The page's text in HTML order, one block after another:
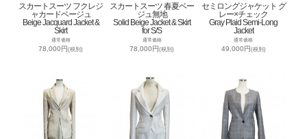
スカートスーツ フクレジ
ャカードベージュ
Beige Jacquard Jacket &
Skirt
通常価格
78,000円(税別)
スカートスーツ 春夏ベー
ジュ無地
Solid Beige Jacket & Skirt
for S/S
通常価格
78,000円(税別)
セミロングジャケット グ
レー×チェック
Gray Plaid Semi-Long
Jacket
通常価格
49,000円(税別)